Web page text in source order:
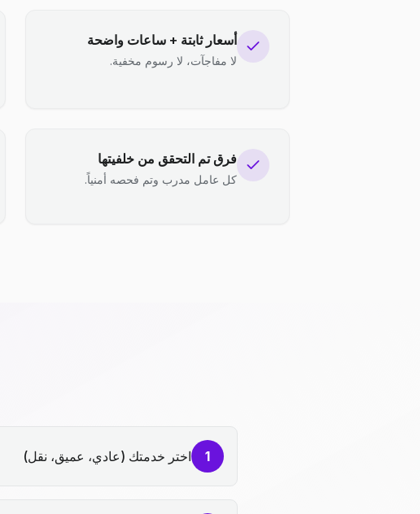
أسعار ثابتة + ساعات واضحة
لا مفاجآت، لا رسوم مخفية.
فرق تم التحقق من خلفيتها
كل عامل مدرب وتم فحصه أمنياً.
1 اختر خدمتك (عادي، عميق، نقل)